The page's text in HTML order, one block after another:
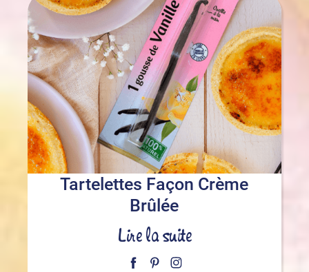
Tartelettes Façon Crème
Brûlée
Lire la suite